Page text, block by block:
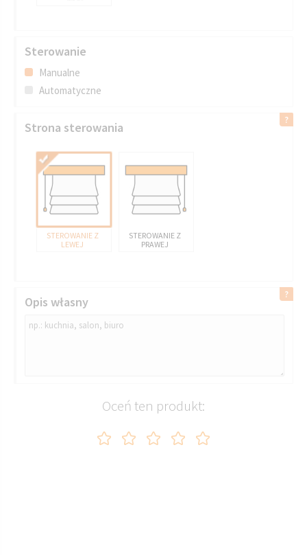
Sterowanie
Manualne
Automatyczne
Strona sterowania
STEROWANIE Z
LEWEJ
STEROWANIE Z
PRAWEJ
Opis własny
Oceń ten produkt: